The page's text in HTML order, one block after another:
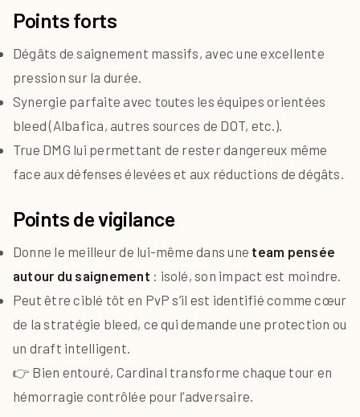
Points forts
Dégâts de saignement massifs, avec une excellente
pression sur la durée.
Synergie parfaite avec toutes les équipes orientées
bleed (Albafica, autres sources de DOT, etc.).
True DMG lui permettant de rester dangereux même
face aux défenses élevées et aux réductions de dégâts.
Points de vigilance
Donne le meilleur de lui-même dans une team pensée
autour du saignement : isolé, son impact est moindre.
Peut être ciblé tôt en PvP s’il est identifié comme cœur
de la stratégie bleed, ce qui demande une protection ou
un draft intelligent.
👉 Bien entouré, Cardinal transforme chaque tour en
hémorragie contrôlée pour l’adversaire.